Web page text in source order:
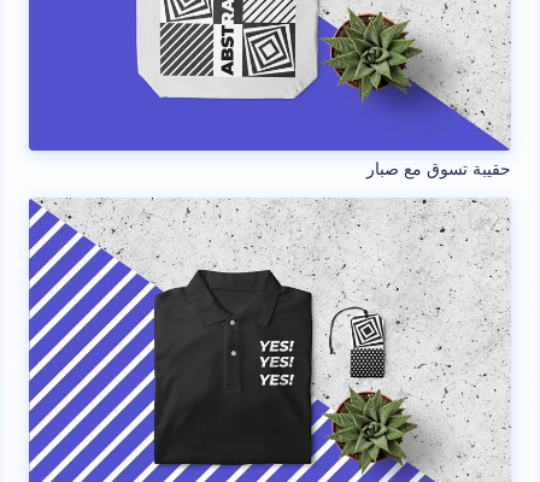
حقيبة تسوق مع صبار